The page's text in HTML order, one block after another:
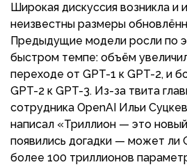
Широкая дискуссия возникла и
неизвестны размеры
Предыдущие модели росли по
быстром темпе: объём
переходе от GPT-1 к GPT-2, и
GPT-2 к GPT-3. Из-за твита
сотрудника OpenAI Ильи
написал «Триллион — это
появились догадки — может ли
более 100 триллионов